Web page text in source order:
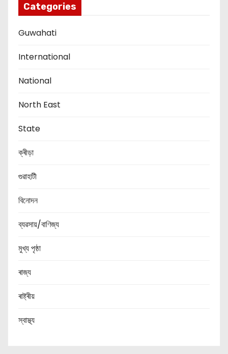
Categories
Guwahati
International
National
North East
State
ক্ৰীড়া
গুৱাহাটী
বিনোদন
ব্যৱসায়/বাণিজ্য
মুখ্য পৃষ্ঠা
ৰাজ্য
ৰাষ্ট্ৰীয়
স্বাস্থ্য